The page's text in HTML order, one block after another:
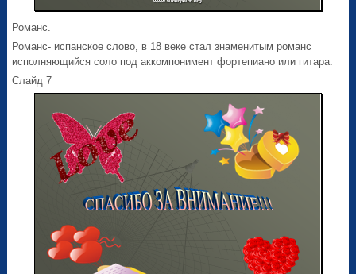
Романс.
Романс- испанское слово, в 18 веке стал знаменитым романс
исполняющийся соло под аккомпонимент фортепиано или гитара.
Слайд 7